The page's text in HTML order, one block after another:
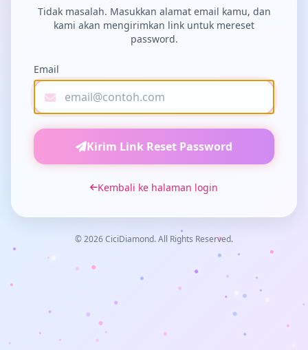
Tidak masalah. Masukkan alamat email kamu, dan
kami akan mengirimkan link untuk mereset
password.
Email
Kirim Link Reset Password
Kembali ke halaman login
© 2026 CiciDiamond. All Rights Reserved.